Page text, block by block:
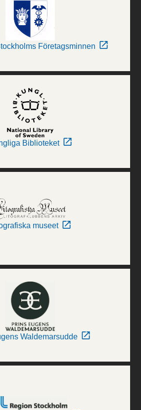
Företagsminnen
Biblioteket
museet
Waldemarsudde